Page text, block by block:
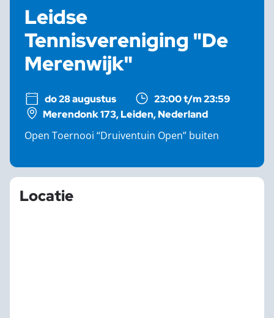
Leidse
Tennisvereniging "De
Merenwijk"
do 28 augustus
23:00 t/m 23:59
Merendonk 173, Leiden, Nederland
Open Toernooi “Druiventuin Open” buiten
Locatie